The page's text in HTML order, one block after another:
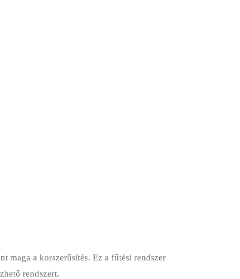
maga a korszerűsítés. Ez a fűtési rendszer
rendszert.